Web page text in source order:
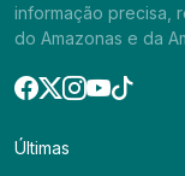
informação precisa,
do Amazonas e da
Últimas